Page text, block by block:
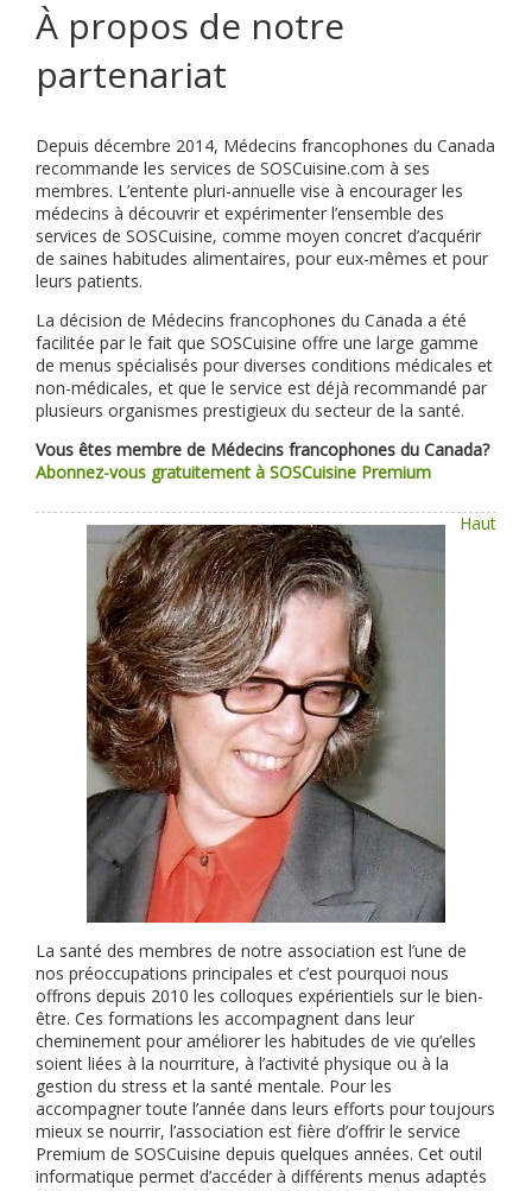
À propos de notre
partenariat
Depuis décembre 2014, Médecins francophones du Canada
recommande les services de SOSCuisine.com à ses
membres. L’entente pluri-annuelle vise à encourager les
médecins à découvrir et expérimenter l’ensemble des
services de SOSCuisine, comme moyen concret d’acquérir
de saines habitudes alimentaires, pour eux-mêmes et pour
leurs patients.
La décision de Médecins francophones du Canada a été
facilitée par le fait que SOSCuisine offre une large gamme
de menus spécialisés pour diverses conditions médicales et
non-médicales, et que le service est déjà recommandé par
plusieurs organismes prestigieux du secteur de la santé.
Vous êtes membre de Médecins francophones du Canada?
Abonnez-vous gratuitement à SOSCuisine Premium
Haut
La santé des membres de notre association est l’une de
nos préoccupations principales et c’est pourquoi nous
offrons depuis 2010 les colloques expérientiels sur le bien-
être. Ces formations les accompagnent dans leur
cheminement pour améliorer les habitudes de vie qu’elles
soient liées à la nourriture, à l’activité physique ou à la
gestion du stress et la santé mentale. Pour les
accompagner toute l’année dans leurs efforts pour toujours
mieux se nourrir, l’association est fière d’offrir le service
Premium de SOSCuisine depuis quelques années. Cet outil
informatique permet d’accéder à différents menus adaptés